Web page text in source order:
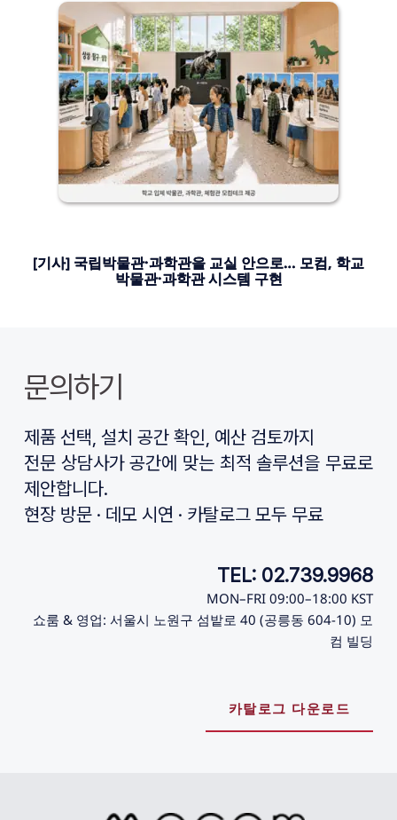
[기사] 국립박물관·과학관을 교실 안으로… 모컴, 학교
박물관·과학관 시스템 구현
문의하기
제품 선택, 설치 공간 확인, 예산 검토까지
전문 상담사가 공간에 맞는 최적 솔루션을 무료로
제안합니다.
현장 방문 · 데모 시연 · 카탈로그 모두 무료
TEL: 02.739.9968
MON–FRI 09:00–18:00 KST
쇼룸 & 영업: 서울시 노원구 섬밭로 40 (공릉동 604-10) 모
컴 빌딩
카탈로그 다운로드